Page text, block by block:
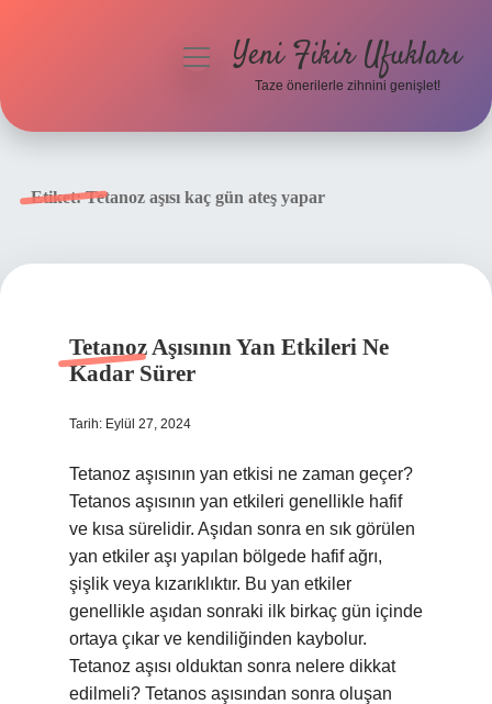
menüyüYeni Fikir Ufukları
Taze önerilerle zihnini genişlet!
Etiket:Tetanoz aşısı kaç gün ateş yapar
Tetanoz Aşısının Yan Etkileri Ne
Kadar Sürer
Tarih: Eylül 27, 2024
Tetanoz aşısının yan etkisi ne zaman geçer?
Tetanos aşısının yan etkileri genellikle hafif
ve kısa sürelidir. Aşıdan sonra en sık görülen
yan etkiler aşı yapılan bölgede hafif ağrı,
şişlik veya kızarıklıktır. Bu yan etkiler
genellikle aşıdan sonraki ilk birkaç gün içinde
ortaya çıkar ve kendiliğinden kaybolur.
Tetanoz aşısı olduktan sonra nelere dikkat
edilmeli? Tetanos aşısından sonra oluşan